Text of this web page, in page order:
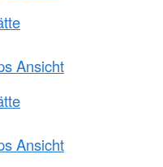
Ansicht
Ansicht